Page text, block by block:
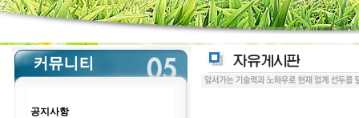
공지사항